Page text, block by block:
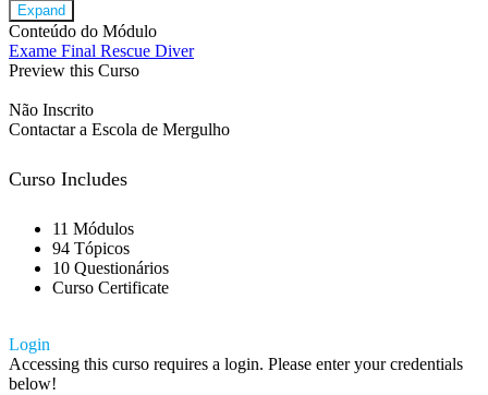
Expand
Conteúdo do Módulo
Exame Final Rescue Diver
Preview this Curso
Não Inscrito
Contactar a Escola de Mergulho
Curso Includes
11 Módulos
94 Tópicos
10 Questionários
Curso Certificate
Login
Accessing this curso requires a login. Please enter your credentials
below!